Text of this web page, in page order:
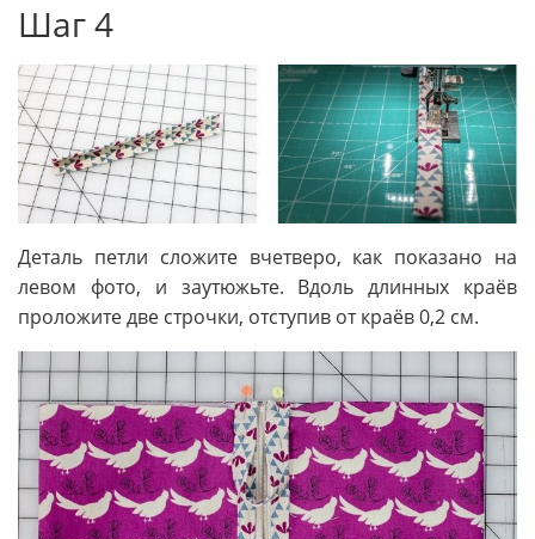
Шаг 4
Деталь петли сложите вчетверо, как показано на
левом фото, и заутюжьте. Вдоль длинных краёв
проложите две строчки, отступив от краёв 0,2 см.